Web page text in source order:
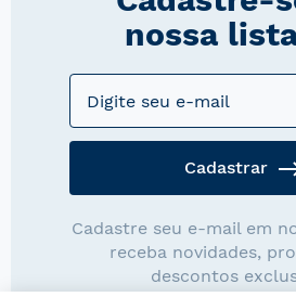
nossa
Cadastrar
Cadastre seu e-mail em
receba novidades,
descontos